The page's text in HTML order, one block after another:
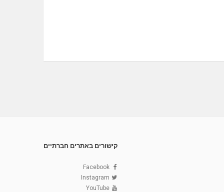
קישורים באתרים חברתיים
Facebook
Instagram
YouTube